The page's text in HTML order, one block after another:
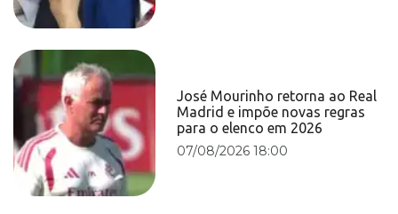
José Mourinho retorna ao Real
Madrid e impõe novas regras
para o elenco em 2026
07/08/2026 18:00